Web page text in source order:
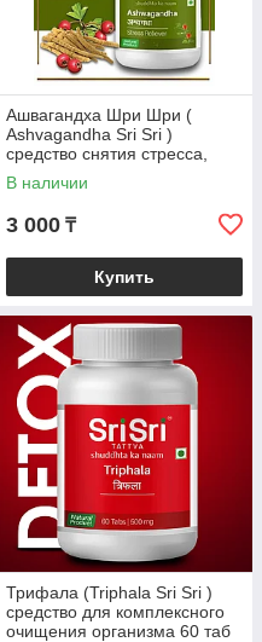
Ашвагандха Шри Шри (
Ashvagandha Sri Sri )
средство снятия стресса,
усталости и бессоннице, 120
таб
В наличии
3 000 ₸
Купить
Трифала (Triphala Sri Sri )
средство для комплексного
очищения организма 60 таб